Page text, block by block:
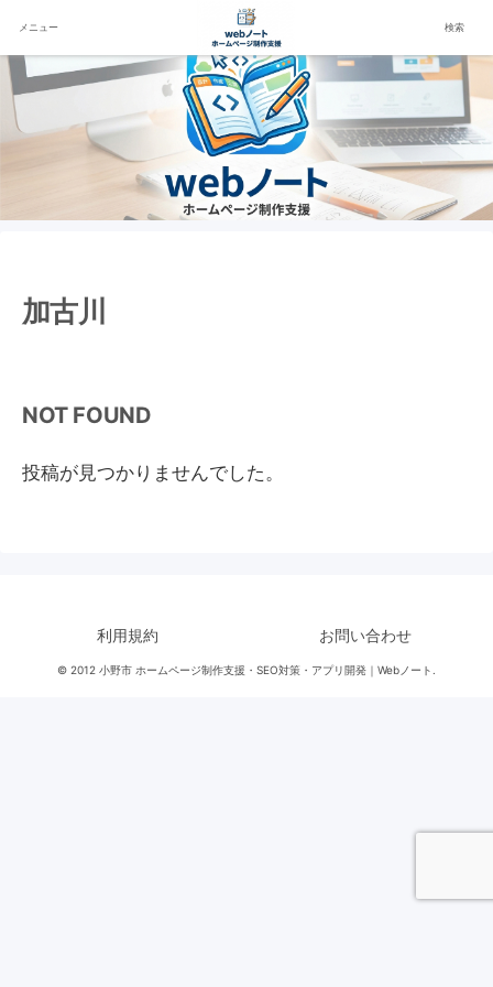
加古川
NOT FOUND
投稿が見つかりませんでした。
利用規約 お問い合わせ
© 2012 小野市 ホームページ制作支援・SEO対策・アプリ開発｜Webノート.
メニュー 検索